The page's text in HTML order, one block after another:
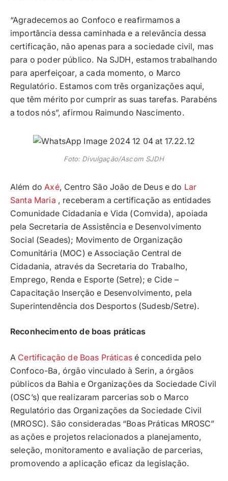
“Agradecemos ao Confoco e reafirmamos a
importância dessa caminhada e a relevância dessa
certificação, não apenas para a sociedade civil, mas
para o poder público. Na SJDH, estamos trabalhando
para aperfeiçoar, a cada momento, o Marco
Regulatório. Estamos com três organizações aqui,
que têm mérito por cumprir as suas tarefas. Parabéns
a todos nós”, afirmou Raimundo Nascimento.
Foto: Divulgação/Ascom SJDH
Além doAxé, Centro São João de Deus e do Lar
Santa Maria , receberam a certificação as entidades
Comunidade Cidadania e Vida (Comvida), apoiada
pela Secretaria de Assistência e Desenvolvimento
Social (Seades); Movimento de Organização
Comunitária (MOC) e Associação Central de
Cidadania, através da Secretaria do Trabalho,
Emprego, Renda e Esporte (Setre); e Cide –
Capacitação Inserção e Desenvolvimento, pela
Superintendência dos Desportos (Sudesb/Setre).
Reconhecimento de boas práticas
A Certificação de Boas Práticasé concedida pelo
Confoco-Ba, órgão vinculado à Serin, a órgãos
públicos da Bahia e Organizações da Sociedade Civil
(OSC’s) que realizaram parcerias sob o Marco
Regulatório das Organizações da Sociedade Civil
(MROSC). São consideradas “Boas Práticas MROSC”
as ações e projetos relacionados a planejamento,
seleção, monitoramento e avaliação de parcerias,
promovendo a aplicação eficaz da legislação.